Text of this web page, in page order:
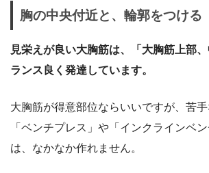
胸の中央付近と、輪郭をつける
見栄えが良い大胸筋は、「大胸筋上部
ランス良く発達しています。
大胸筋が得意部位ならいいですが、苦
「ベンチプレス」や「インクラインベ
は、なかなか作れません。